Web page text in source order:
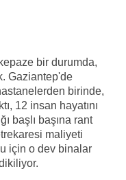
bir durumda,
Gaziantep'de
birinde,
12 insan hayatını
başlı başına rant
maliyeti
için o dev binalar